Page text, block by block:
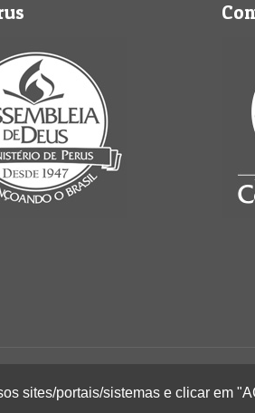
Assembleia de Deus
sites/portais/sistemas e clicar em